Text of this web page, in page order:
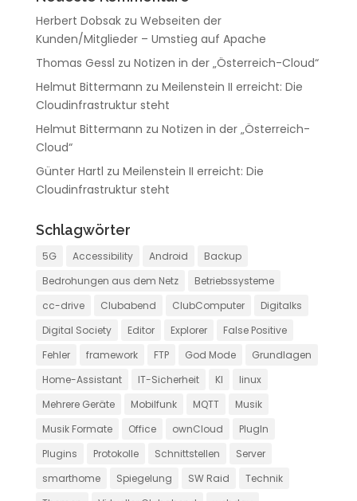
Herbert Dobsakzu Webseiten der
Kunden/Mitglieder – Umstieg auf Apache
Thomas Gessl zu Notizen in der „Österreich-Cloud“
Helmut Bittermann zu Meilenstein II erreicht: Die
Cloudinfrastruktur steht
Helmut Bittermann zu Notizen in der „Österreich-
Cloud“
Günter Hartl zu Meilenstein II erreicht: Die
Cloudinfrastruktur steht
Schlagwörter
5G Accessibility Android
Backup
Bedrohungen aus dem Netz
Betriebssysteme
cc-drive
Clubabend ClubComputer
Digitalks
Digital Society
Editor Explorer
False Positive
Fehler
framework FTP God Mode
Grundlagen
Home-Assistant
IT-Sicherheit KI
linux
Mehrere Geräte
Mobilfunk MQTT
Musik
Musik Formate
Office ownCloud
PlugIn
Plugins
Protokolle Schnittstellen
Server
smarthome
Spiegelung SW Raid
Technik